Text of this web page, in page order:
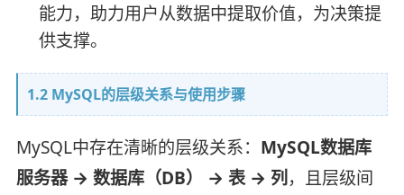
能力，助力用户从数据中提取价值，为决策提
供支撑。
1.2 MySQL的层级关系与使用步骤
MySQL中存在清晰的层级关系： MySQL数据库
服务器 → 数据库（DB） → 表 → 列，且层级间